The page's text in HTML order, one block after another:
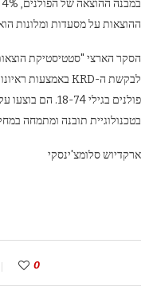
ההוצאות על מסעדות ומלונות הוא הנמוך
בטכנולוגיית תובנה ומתמחה
ארקדיוש סלומצ'ינסקי
0